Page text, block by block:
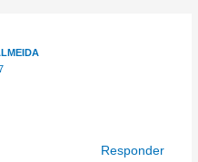
Responder